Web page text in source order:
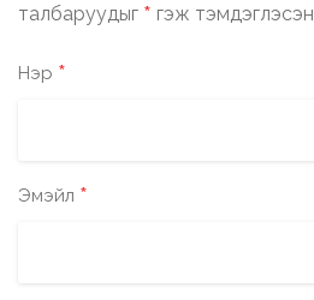
талбаруудыг * гэж тэмдэглэсэн
Нэр *
Эмэйл *